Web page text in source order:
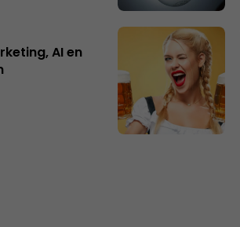
AI en